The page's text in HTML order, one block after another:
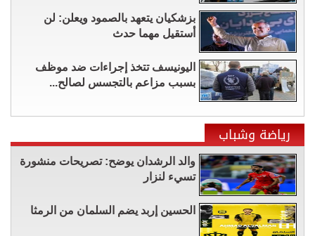
بزشكيان يتعهد بالصمود ويعلن: لن
أستقيل مهما حدث
اليونيسف تتخذ إجراءات ضد موظف
بسبب مزاعم بالتجسس لصالح...
رياضة وشباب
والد الرشدان يوضح: تصريحات منشورة
تسيء لنزار
الحسين إربد يضم السلمان من الرمثا